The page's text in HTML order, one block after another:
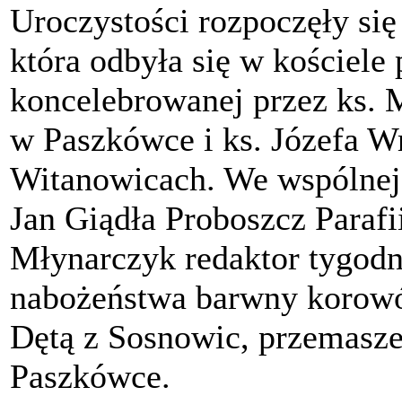
Uroczystości rozpoczęły
która odbyła się w
koncelebrowanej przez ks.
w Paszkówce i ks. Józefa
Witanowicach. We
Jan Giądła Proboszcz
Młynarczyk redaktor
nabożeństwa barwny
Dętą z Sosnowic,
Paszkówce.